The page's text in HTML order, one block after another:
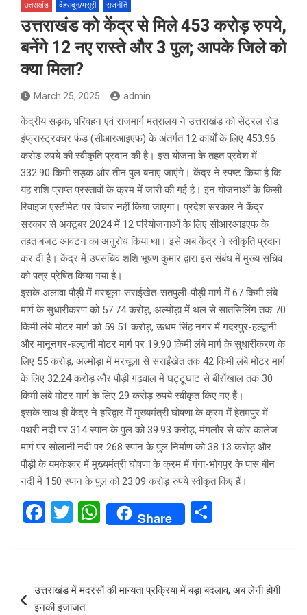
उत्तराखंड देहरादून/मसूरी राजनीति
उत्तराखंड को केंद्र से मिले 453 करोड़ रुपये,
बनेंगे 12 नए रास्ते और 3 पुल; आपके जिले को
क्या मिला?
March 25, 2025 admin
केंद्रीय सड़क, परिवहन एवं राजमार्ग मंत्रालय ने उत्तराखंड को सेंट्रल रोड
इंफ्रास्ट्रक्चर फंड (सीआरआइएफ) के अंतर्गत 12 कार्यों के लिए 453.96
करोड़ रुपये की स्वीकृति प्रदान की है। इस योजना के तहत प्रदेश में
332.90 किमी सड़क और तीन पुल बनाए जाएंगे। केंद्र ने स्पष्ट किया है कि
यह राशि प्राप्त प्रस्तावों के क्रम में जारी की गई है। इन योजनाओं के किसी
रिवाइज एस्टीमेट पर विचार नहीं किया जाएगा। प्रदेश सरकार ने केंद्र
सरकार से अक्टूबर 2024 में 12 परियोजनाओं के लिए सीआरआइएफ के
तहत बजट आवंटन का अनुरोध किया था। इसे अब केंद्र ने स्वीकृति प्रदान
कर दी है। केंद्र में उपसचिव शशि भूषण कुमार द्वारा इस संबंध में मुख्य सचिव
को पत्र प्रेषित किया गया है।
इसके अलावा पौड़ी में मरचूला-सराईखेत-सतपुली-पौड़ी मार्ग में 67 किमी लंबे
मार्ग के सुधारीकरण को 57.74 करोड़, अल्मोड़ा में थल से सातसिलिंग तक 70
किमी लंबे मोटर मार्ग को 59.51 करोड़, ऊधम सिंह नगर में गदरपुर-हल्द्वानी
और मानूनगर-हल्द्वानी मोटर मार्ग पर 19.90 किमी लंबे मार्ग के सुधारीकरण के
लिए 55 करोड़, अल्मोड़ा में मरचूला से सराईंखेत तक 42 किमी लंबे मोटर मार्ग
के लिए 32.24 करोड़ और पौड़ी गढ़वाल में घट्टूघाट से बीरोंखाल तक 30
किमी लंबे मोटर मार्ग के लिए 29 करोड़ रुपये स्वीकृत किए गए हैं।
इसके साथ ही केंद्र ने हरिद्वार में मुख्यमंत्री घोषणा के क्रम में हेतमपुर में
पथरी नदी पर 314 स्पान के पुल को 39.93 करोड़, मंगलौर से कोर कालेज
मार्ग पर सोलानी नदी पर 268 स्पान के पुल निर्माण को 38.13 करोड़ और
पौड़ी के यमकेश्वर में मुख्यमंत्री घोषणा के क्रम में गंगा-भोगपुर के पास बीन
नदी में 150 स्पान के पुल को 23.09 करोड़ रुपये स्वीकृत किए हैं।
F
ce
o
T
tt
er
W
h
at
s
A
Share
ar
navigation
उत्तराखंड में मदरसों की मान्यता प्रक्रिया में बड़ा बदलाव, अब लेनी होगी
इनकी इजाजत